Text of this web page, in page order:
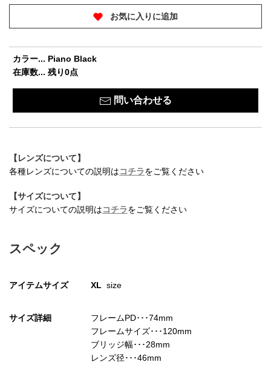
お気に入りに追加
お買い物を続ける
カラー... Piano Black
在庫数... 残り0点
問い合わせる
【レンズについて】
各種レンズについての説明はコチラをご覧ください
【サイズについて】
サイズについての説明はコチラをご覧ください
スペック
アイテムサイズ XL size
サイズ詳細
フレームPD･･･74mm
フレームサイズ･･･120mm
ブリッジ幅･･･28mm
レンズ径･･･46mm